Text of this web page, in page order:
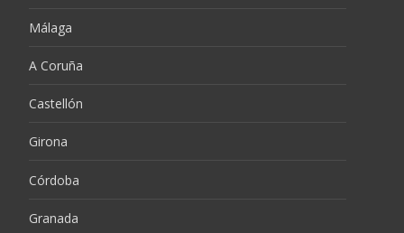
Málaga
A Coruña
Castellón
Girona
Córdoba
Granada